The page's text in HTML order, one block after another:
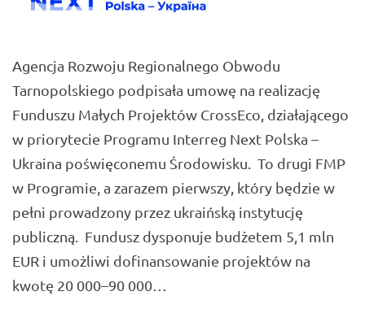
Agencja Rozwoju Regionalnego Obwodu
Tarnopolskiego podpisała umowę na realizację
Funduszu Małych Projektów CrossEco, działającego
w priorytecie Programu Interreg Next Polska –
Ukraina poświęconemu Środowisku. To drugi FMP
w Programie, a zarazem pierwszy, który będzie w
pełni prowadzony przez ukraińską instytucję
publiczną. Fundusz dysponuje budżetem 5,1 mln
EUR i umożliwi dofinansowanie projektów na
kwotę 20 000–90 000…